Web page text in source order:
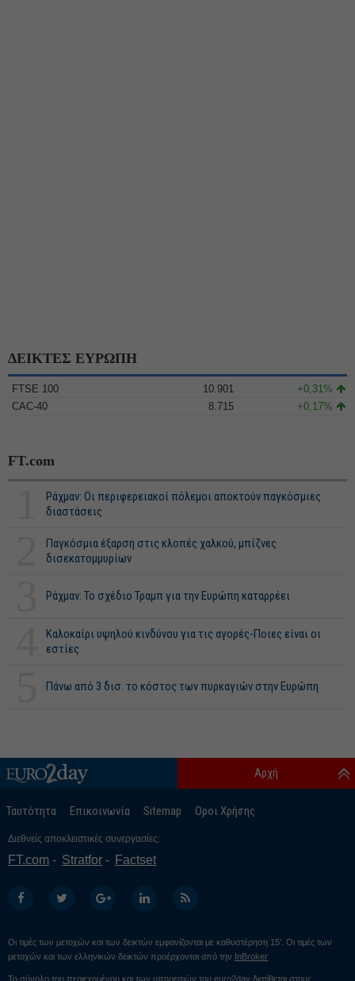
ΔΕΙΚΤΕΣ ΕΥΡΩΠΗ
FTSE 100 10.901
+0,31%
CAC-40
8.715 +0,17%
FT.com
Ράχμαν: Οι περιφερειακοί πόλεμοι αποκτούν παγκόσμιες
διαστάσεις
Παγκόσμια έξαρση στις κλοπές χαλκού, μπίζνες
δισεκατομμυρίων
Ράχμαν: Το σχέδιο Τραμπ για την Ευρώπη καταρρέει
Καλοκαίρι υψηλού κινδύνου για τις αγορές-Ποιες είναι οι
εστίες
Πάνω από 3 δισ. το κόστος των πυρκαγιών στην Ευρώπη
Ταυτότητα Επικοινωνία Sitemap Οροι Χρήσης
Αρχή
Διεθνείς αποκλειστικές συνεργασίες:
FT.com Stratfor Factset
Οι τιμές των μετοχών και των δεικτών εμφανίζονται με καθυστέρηση 15’. Οι τιμές των
μετοχών και των ελληνικών δεικτών προέρχονται από την InBroker
Το σύνολο του περιεχομένου και των υπηρεσιών του euro2day διατίθεται στους